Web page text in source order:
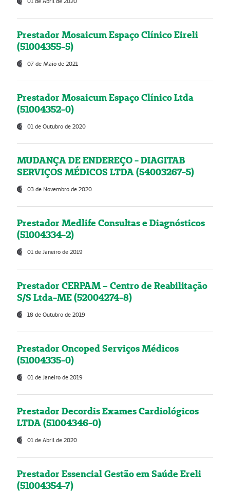
Prestador Mosaicum Espaço Clínico Eireli
(51004355-5)
07 de Maio de 2021
Prestador Mosaicum Espaço Clínico Ltda
(51004352-0)
01 de Outubro de 2020
MUDANÇA DE ENDEREÇO - DIAGITAB
SERVIÇOS MÉDICOS LTDA (54003267-5)
03 de Novembro de 2020
Prestador Medlife Consultas e Diagnósticos
(51004334-2)
01 de Janeiro de 2019
Prestador CERPAM – Centro de Reabilitação
S/S Ltda-ME (52004274-8)
18 de Outubro de 2019
Prestador Oncoped Serviços Médicos
(51004335-0)
01 de Janeiro de 2019
Prestador Decordis Exames Cardiológicos
LTDA (51004346-0)
01 de Abril de 2020
Prestador Essencial Gestão em Saúde Ereli
(51004354-7)